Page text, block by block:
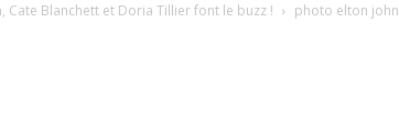
Cate Blanchett et Doria Tillier font le buzz ! photo elton john